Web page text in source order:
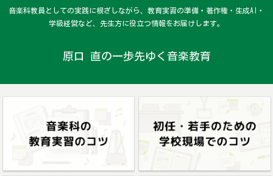
音楽科教員としての実践に根ざしながら、教育実習の準備・著作権・生成AI・
学級経営など、先生方に役立つ情報をお届けします。
原口 直の一歩先ゆく音楽教育